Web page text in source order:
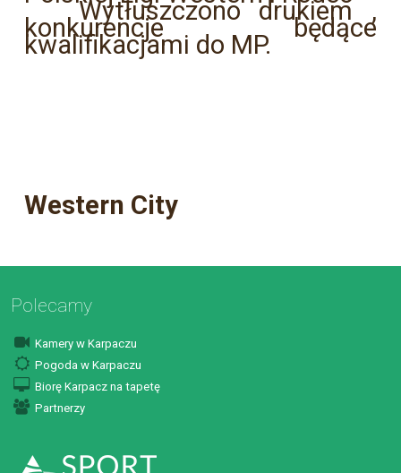
Wytłuszczono drukiem ,
konkurencje będące
kwalifikacjami do MP.
Western City
Polecamy
Kamery w Karpaczu
Pogoda w Karpaczu
Biorę Karpacz na tapetę
Partnerzy